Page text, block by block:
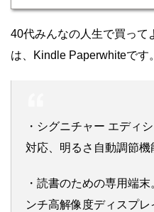
40代みんなの人生で買って
は、Kindle Paperwhiteです。
・シグニチャー エディ
対応、明るさ自動調節
・読書のための専用端
ンチ高解像度ディスプ